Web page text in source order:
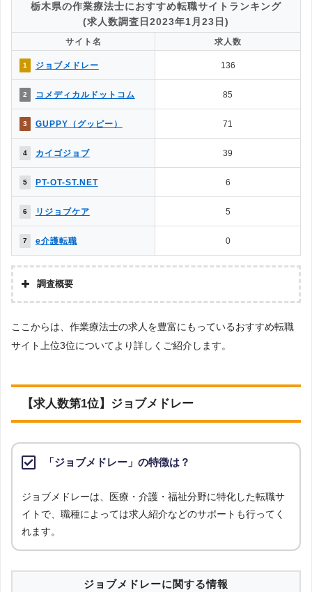
5.一度に複数の求人に応募できる？
◯
6.企業やヘッドハンターからスカウトはある？ △ ◯
7.企業情報を詳しく知れるのは？
→解説4
8.応募書類の添削や面接対策はある？
9.日程調整や年収交渉など企業やりとりは？
10.内定をもらいやすいのは？
→解説5
11.退職サポートや転職後のサポートは？ △ ✕
［解説1］転職エージェントは、転職エージェント経由での応募になる
ため、転職エージェント側とのやりとりが必要になるなど多少の制限が
生じます。反面、転職サイトは自身で応募するため制約がなく、気軽に
利用することができます。
［解説2］転職エージェントは、自社が実際にコンタクトを取っている
企業の求人のみが掲載されているため、転職エージェントのチェックが
［解説3］転職エージェントも、複数の企業に同時応募できますが、転
イトでは自身で興味のある求人があればいくらでも自由に応募すること
ができます。
欲しいのか、企業の内情はどうなのかを理解しているため、より詳しい
［解説5］転職エージェントは、企業が欲しい人材と転職希望者が合致
している求人を紹介しているため、内定をもらいやすくなります。
栃木県の作業療法士におすすめ転職サイトランキング
(求人数調査日2023年1月23日)
サイト名 求人数
1 ジョブメドレー 136
2 コメディカルドットコム 85
3 GUPPY（グッピー） 71
4 カイゴジョブ 39
5 PT-OT-ST.NET 6
6 リジョブケア 5
7 e介護転職 0
調査概要
株式会社アドバンスフロー
調査対象とした転職サイトについて
調査対象とした求人について
調査日
求人数ランキング上部または下部に記載
ここからは、作業療法士の求人を豊富にもっているおすすめ転職
サイト上位3位についてより詳しくご紹介します。
【求人数第1位】ジョブメドレー
「ジョブメドレー」の特徴は？
ジョブメドレーは、医療・介護・福祉分野に特化した転職サ
イトで、職種によっては求人紹介などのサポートも行ってく
れます。
ジョブメドレーに関する情報